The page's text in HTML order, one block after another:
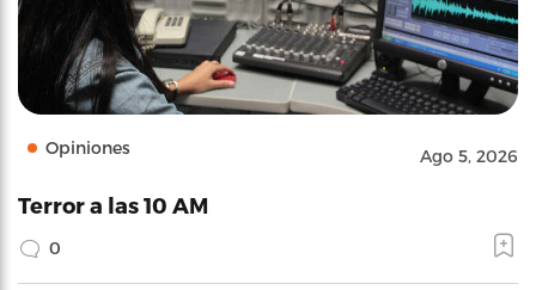
Opiniones Ago 5, 2026
Terror a las 10 AM
0